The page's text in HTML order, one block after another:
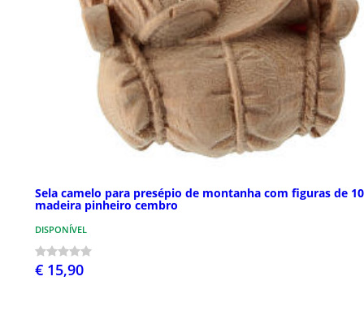
Sela camelo para presépio de montanha com figuras de
madeira pinheiro cembro
DISPONÍVEL
€ 15,90